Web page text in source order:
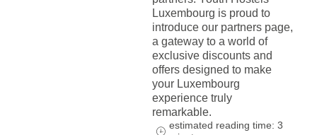
Luxembourg is proud to
introduce our partners page,
a gateway to a world of
exclusive discounts and
offers designed to make
your Luxembourg
experience truly
remarkable.
estimated reading time: 3